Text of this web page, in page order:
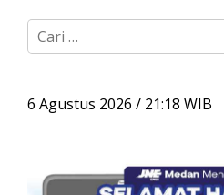
C
a
u
6 Agustus 2026 / 21:18 WIB